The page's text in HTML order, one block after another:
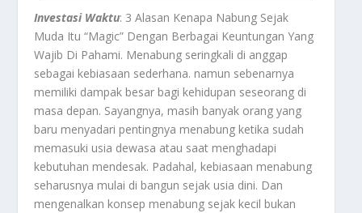
Investasi Waktu: 3 Alasan Kenapa Nabung Sejak
Muda Itu “Magic” Dengan Berbagai Keuntungan Yang
Wajib Di Pahami. Menabung seringkali di anggap
sebagai kebiasaan sederhana. namun sebenarnya
memiliki dampak besar bagi kehidupan seseorang di
masa depan. Sayangnya, masih banyak orang yang
baru menyadari pentingnya menabung ketika sudah
memasuki usia dewasa atau saat menghadapi
kebutuhan mendesak. Padahal, kebiasaan menabung
seharusnya mulai di bangun sejak usia dini. Dan
mengenalkan konsep menabung sejak kecil bukan